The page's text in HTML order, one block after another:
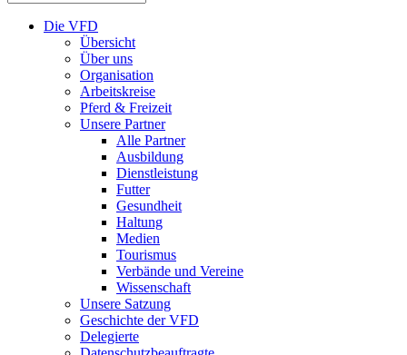
Die VFD
Übersicht
Über uns
Organisation
Arbeitskreise
Pferd & Freizeit
Unsere Partner
Alle Partner
Ausbildung
Dienstleistung
Futter
Gesundheit
Haltung
Medien
Tourismus
Verbände und Vereine
Wissenschaft
Unsere Satzung
Geschichte der VFD
Delegierte